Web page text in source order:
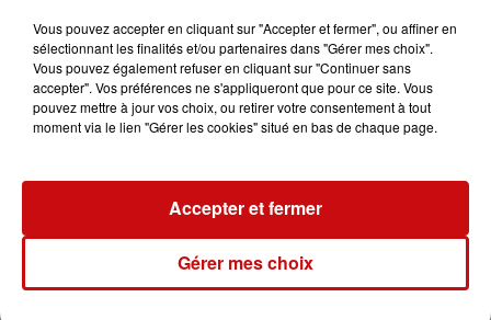
Tarif Gratuit
Relais Culturel La Saline
03.88.80.47.25
Place du Général de Gaulle
67250Soultz-sous-Forêts
Vous pouvez accepter en cliquant sur "Accepter et fermer", ou affiner en
sélectionnant les finalités et/ou partenaires dans "Gérer mes choix".
Vous pouvez également refuser en cliquant sur "Continuer sans
accepter". Vos préférences ne s'appliqueront que pour ce site. Vous
pouvez mettre à jour vos choix, ou retirer votre consentement à tout
moment via le lien "Gérer les cookies" situé en bas de chaque page.
Gérer mes choix
Accepter et fermer